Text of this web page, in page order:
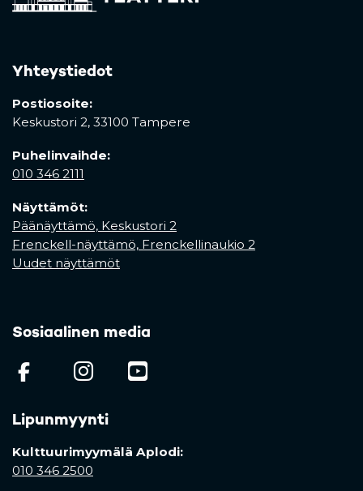
Yhteystiedot
Postiosoite:
Keskustori 2, 33100 Tampere
Puhelinvaihde:
010 346 2111
Näyttämöt:
Päänäyttämö, Keskustori 2
Frenckell-näyttämö, Frenckellinaukio 2
Uudet näyttämöt
Sosiaalinen media
(opens in a new tab)
(opens in a new tab)
Lipunmyynti
Kulttuurimyymälä Aplodi:
010 346 2500